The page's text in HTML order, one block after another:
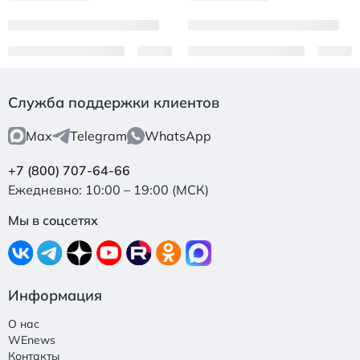
Служба поддержки клиентов
Max Telegram WhatsApp
+7 (800) 707-64-66
Ежедневно: 10:00 – 19:00 (МСК)
Мы в соцсетях
Информация
О нас
WEnews
Контакты